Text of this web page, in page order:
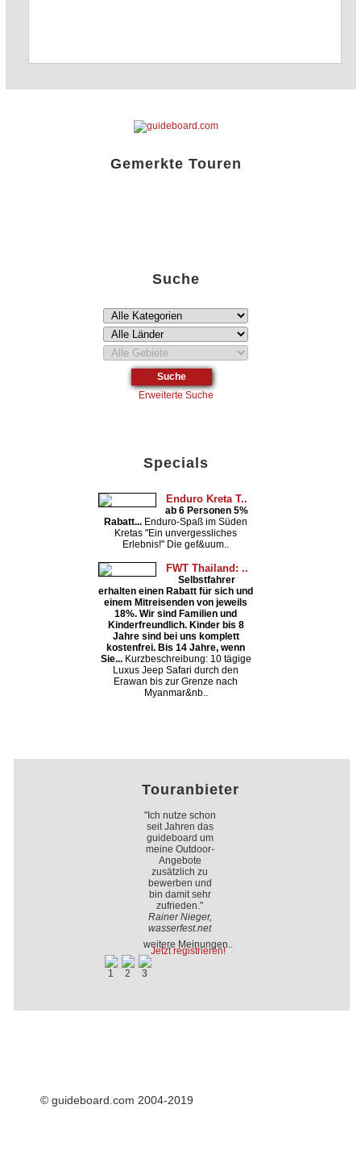
Gemerkte Touren
Suche
Erweiterte Suche
Specials
Enduro Kreta T..
ab 6 Personen 5%
Rabatt... Enduro-Spaß im Süden
Kretas "Ein unvergessliches
Erlebnis!" Die gef&uum..
FWT Thailand: ..
Selbstfahrer
erhalten einen Rabatt für sich und
einem Mitreisenden von jeweils
18%. Wir sind Familien und
Kinderfreundlich. Kinder bis 8
Jahre sind bei uns komplett
kostenfrei. Bis 14 Jahre, wenn
Sie...Kurzbeschreibung: 10 tägige
Luxus Jeep Safari durch den
Erawan bis zur Grenze nach
Myanmar&nb..
Touranbieter
"Ich nutze schon
seit Jahren das
guideboard um
meine Outdoor-
Angebote
zusätzlich zu
bewerben und
bin damit sehr
zufrieden."
Rainer Nieger,
wasserfest.net
Jetzt registrieren!
weitere Meinungen..
© guideboard.com 2004-2019